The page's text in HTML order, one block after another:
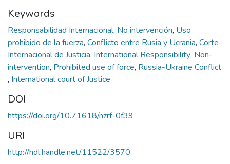
Keywords
Responsabilidad Internacional, No intervención, Uso
prohibido de la fuerza, Conflicto entre Rusia y Ucrania, Corte
Internacional de Justicia, International Responsibility, Non-
intervention, Prohibited use of force, Russia-Ukraine Conflict
, International court of Justice
DOI
https://doi.org/10.71618/nzrf-0f39
URI
http://hdl.handle.net/11522/3570